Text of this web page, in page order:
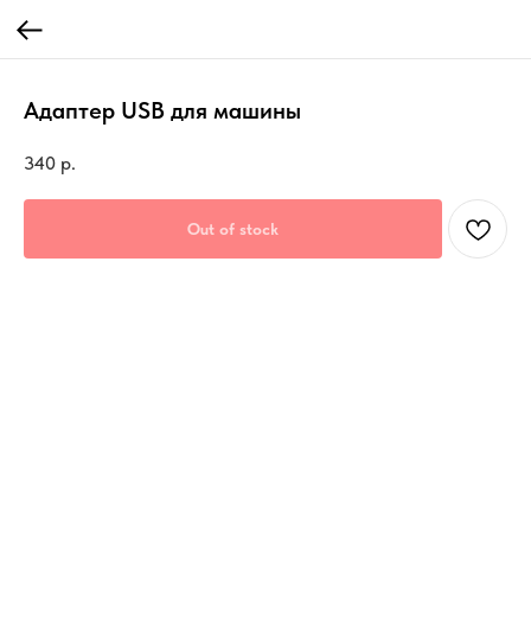
Адаптер USB для машины
340 р.
Out of stock